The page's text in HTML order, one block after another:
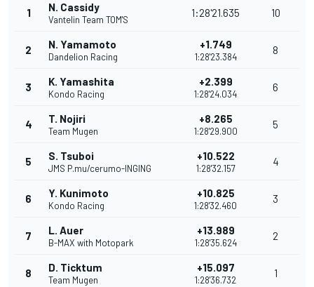
1 N. Cassidy
Vantelin Team TOM'S
1:28'21.635 10
2 N. Yamamoto
Dandelion Racing
+1.749
1:28'23.384
8
3 K. Yamashita
Kondo Racing
+2.399
1:28'24.034
6
4 T. Nojiri
Team Mugen
+8.265
1:28'29.900
5
5 S. Tsuboi
JMS P.mu/cerumo-INGING
+10.522
1:28'32.157
4
6 Y. Kunimoto
Kondo Racing
+10.825
1:28'32.460
3
7 L. Auer
B-MAX with Motopark
+13.989
1:28'35.624
2
8 D. Ticktum
Team Mugen
+15.097
1:28'36.732
1